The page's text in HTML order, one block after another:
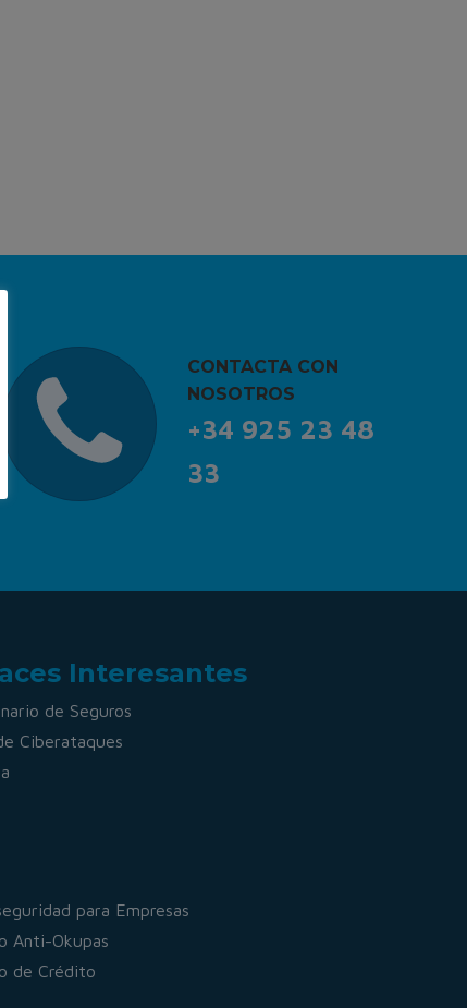
CONTACTA CON
NOSOTROS
+34 925 23 48
33
Interesantes
de Seguros
Ciberataques
para Empresas
Anti-Okupas
de Crédito